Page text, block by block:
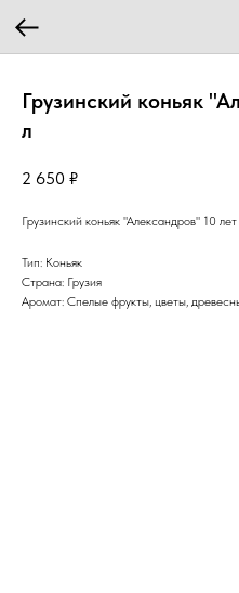
Грузинский коньяк
л
2 650 ₽
Грузинский коньяк "Александров" 10
Тип: Коньяк
Страна: Грузия
Аромат: Спелые фрукты, цветы,